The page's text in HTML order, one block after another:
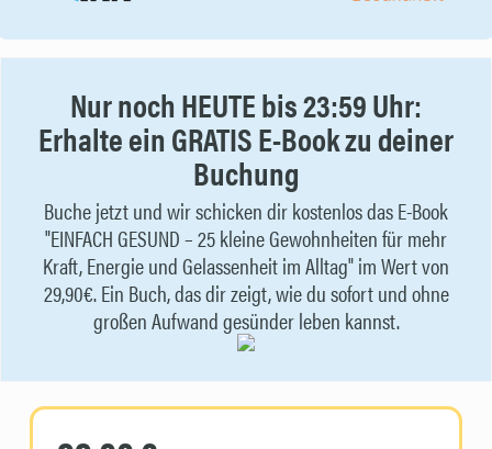
Nur noch HEUTE bis 23:59 Uhr:
Erhalte ein GRATIS E-Book zu deiner
Buchung
Buche jetzt und wir schicken dir kostenlos das E-Book
"EINFACH GESUND – 25 kleine Gewohnheiten für mehr
Kraft, Energie und Gelassenheit im Alltag" im Wert von
29,90€. Ein Buch, das dir zeigt, wie du sofort und ohne
großen Aufwand gesünder leben kannst.